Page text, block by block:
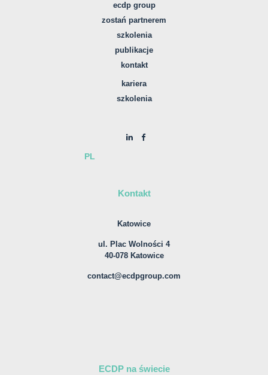
ecdp group
zostań partnerem
szkolenia
publikacje
kontakt
kariera
szkolenia
PL
Kontakt
Katowice
ul. Plac Wolności 4
40-078 Katowice
contact@ecdpgroup.com
ECDP na świecie